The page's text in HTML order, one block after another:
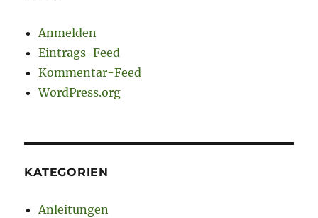
Anmelden
Eintrags-Feed
Kommentar-Feed
WordPress.org
KATEGORIEN
Anleitungen